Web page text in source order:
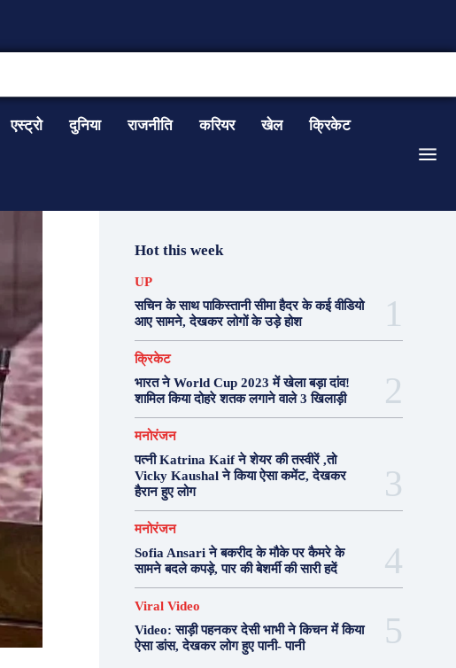
एस्ट्रो दुनिया राजनीति करियर खेल क्रिकेट
Hot this week
UP
सचिन के साथ पाकिस्तानी सीमा हैदर के कई वीडियो
आए सामने, देखकर लोगों के उड़े होश
क्रिकेट
भारत ने World Cup 2023 में खेला बड़ा दांव!
शामिल किया दोहरे शतक लगाने वाले 3 खिलाड़ी
मनोरंजन
पत्नी Katrina Kaif ने शेयर की तस्वीरें ,तो
Vicky Kaushal ने किया ऐसा कमेंट, देखकर
हैरान हुए लोग
मनोरंजन
Sofia Ansari ने बकरीद के मौके पर कैमरे के
सामने बदले कपड़े, पार की बेशर्मी की सारी हदें
Viral Video
Video: साड़ी पहनकर देसी भाभी ने किचन में किया
ऐसा डांस, देखकर लोग हुए पानी- पानी